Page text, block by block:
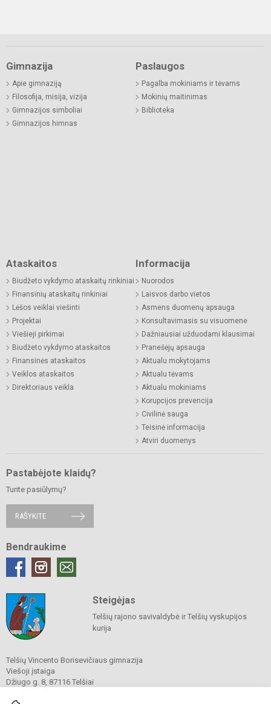
Gimnazija
Apie gimnaziją
Filosofija, misija, vizija
Gimnazijos simboliai
Gimnazijos himnas
Paslaugos
Pagalba mokiniams ir tėvams
Mokinių maitinimas
Biblioteka
Ataskaitos
Biudžeto vykdymo ataskaitų rinkiniai
Finansinių ataskaitų rinkiniai
Lėšos veiklai viešinti
Projektai
Viešieji pirkimai
Biudžeto vykdymo ataskaitos
Finansinės ataskaitos
Veiklos ataskaitos
Direktoriaus veikla
Informacija
Nuorodos
Laisvos darbo vietos
Asmens duomenų apsauga
Konsultavimasis su visuomene
Dažniausiai užduodami klausimai
Pranešėjų apsauga
Aktualu mokytojams
Aktualu tėvams
Aktualu mokiniams
Korupcijos prevencija
Civilinė sauga
Teisinė informacija
Atviri duomenys
Pastabėjote klaidų?
Turite pasiūlymų?
RAŠYKITE
Bendraukime
Steigėjas
Telšių rajono savivaldybė ir Telšių vyskupijos
kurija
Telšių Vincento Borisevičiaus gimnazija
Viešoji įstaiga
Džiugo g. 8, 87116 Telšiai